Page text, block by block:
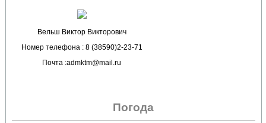
Вельш Виктор Викторович
Номер телефона : 8 (38590)2-23-71
Почта :admktm@mail.ru
Погода